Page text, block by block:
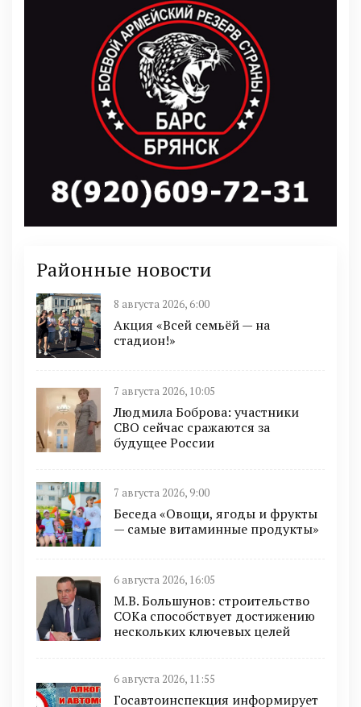
Районные новости
8 августа 2026, 6:00
Акция «Всей семьёй — на
стадион!»
7 августа 2026, 10:05
Людмила Боброва: участники
СВО сейчас сражаются за
будущее России
7 августа 2026, 9:00
Беседа «Овощи, ягоды и фрукты
— самые витаминные продукты»
6 августа 2026, 16:05
М.В. Большунов: строительство
СОКа способствует достижению
нескольких ключевых целей
6 августа 2026, 11:55
Госавтоинспекция информирует